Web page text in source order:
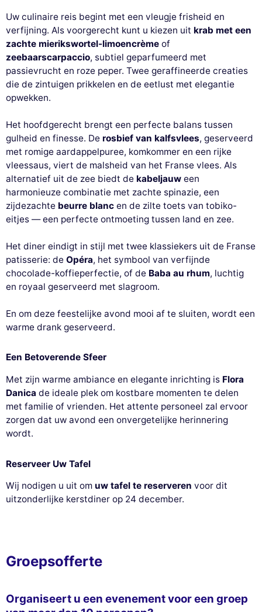
Uw culinaire reis begint met een vleugje frisheid en
verfijning. Als voorgerecht kunt u kiezen uit krab met een
zachte mierikswortel-limoencrème of
zeebaarscarpaccio, subtiel geparfumeerd met
passievrucht en roze peper. Twee geraffineerde creaties
die de zintuigen prikkelen en de eetlust met elegantie
opwekken.
Het hoofdgerecht brengt een perfecte balans tussen
gulheid en finesse. De rosbief van kalfsvlees, geserveerd
met romige aardappelpuree, komkommer en een rijke
vleessaus, viert de malsheid van het Franse vlees. Als
alternatief uit de zee biedt de kabeljauw een
harmonieuze combinatie met zachte spinazie, een
zijdezachte beurre blanc en de zilte toets van tobiko-
eitjes — een perfecte ontmoeting tussen land en zee.
Het diner eindigt in stijl met twee klassiekers uit de Franse
patisserie: de Opéra, het symbool van verfijnde
chocolade-koffieperfectie, of de Baba au rhum, luchtig
en royaal geserveerd met slagroom.
En om deze feestelijke avond mooi af te sluiten, wordt een
warme drank geserveerd.
Een Betoverende Sfeer
Met zijn warme ambiance en elegante inrichting is Flora
Danica de ideale plek om kostbare momenten te delen
met familie of vrienden. Het attente personeel zal ervoor
zorgen dat uw avond een onvergetelijke herinnering
wordt.
Reserveer Uw Tafel
Wij nodigen u uit om uw tafel te reserveren voor dit
uitzonderlijke kerstdiner op 24 december.
Groepsofferte
Organiseert u een evenement voor een groep